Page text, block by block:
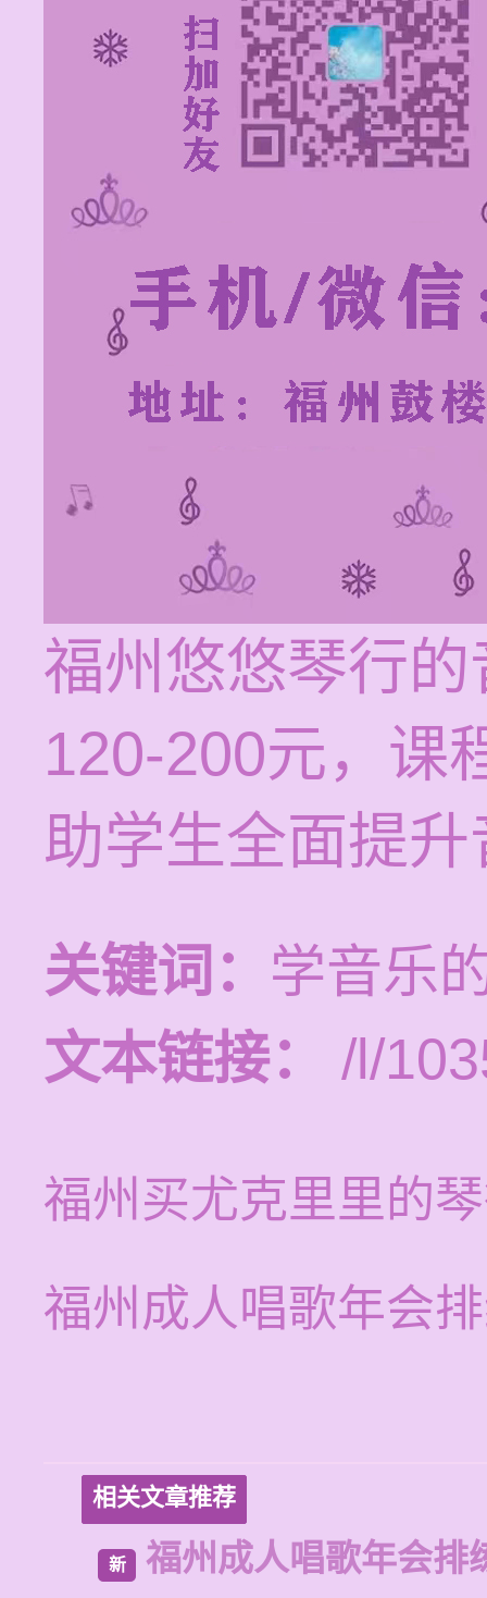
福州悠悠琴行
120-200元，课
助学生全面提
关键词： 学音乐
文本链接：
/l/
福州买尤克里里的
福州成人唱歌年会
相关文章推荐
新 福州成人唱歌年会排